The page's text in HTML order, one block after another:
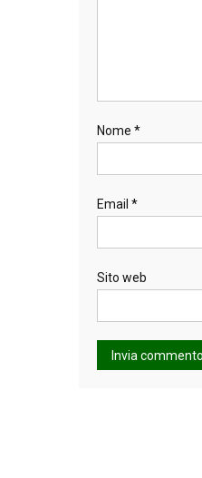
Nome *
Email *
Sito web